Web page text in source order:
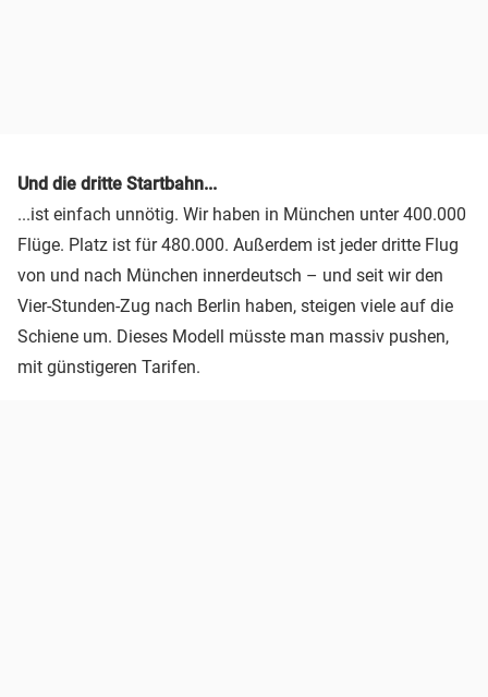
Und die dritte Startbahn...
...ist einfach unnötig. Wir haben in München unter 400.000
Flüge. Platz ist für 480.000. Außerdem ist jeder dritte Flug
von und nach München innerdeutsch – und seit wir den
Vier-Stunden-Zug nach Berlin haben, steigen viele auf die
Schiene um. Dieses Modell müsste man massiv pushen,
mit günstigeren Tarifen.